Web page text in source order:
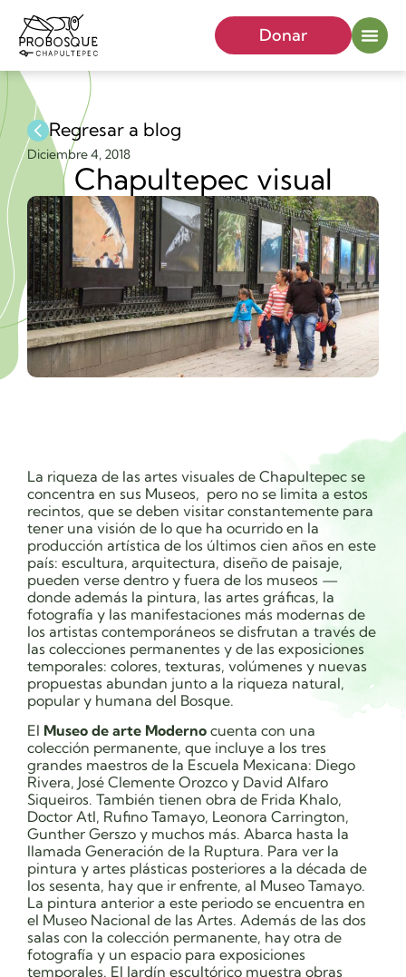
Donar
Regresar a blog
Diciembre 4, 2018
Chapultepec visual
La riqueza de las artes visuales de Chapultepec se
concentra en sus Museos, pero no se limita a estos
recintos, que se deben visitar constantemente para
tener una visión de lo que ha ocurrido en la
producción artística de los últimos cien años en este
país: escultura, arquitectura, diseño de paisaje,
pueden verse dentro y fuera de los museos —
donde además la pintura, las artes gráficas, la
fotografía y las manifestaciones más modernas de
los artistas contemporáneos se disfrutan a través de
las colecciones permanentes y de las exposiciones
temporales: colores, texturas, volúmenes y nuevas
propuestas abundan junto a la riqueza natural,
popular y humana del Bosque.
El Museo de arte Moderno cuenta con una
colección permanente, que incluye a los tres
grandes maestros de la Escuela Mexicana: Diego
Rivera, José Clemente Orozco y David Alfaro
Siqueiros. También tienen obra de Frida Khalo,
Doctor Atl, Rufino Tamayo, Leonora Carrington,
Gunther Gerszo y muchos más. Abarca hasta la
llamada Generación de la Ruptura. Para ver la
pintura y artes plásticas posteriores a la década de
los sesenta, hay que ir enfrente, al Museo Tamayo.
La pintura anterior a este periodo se encuentra en
el Museo Nacional de las Artes. Además de las dos
salas con la colección permanente, hay otra de
fotografía y un espacio para exposiciones
temporales. El Jardín escultórico muestra obras